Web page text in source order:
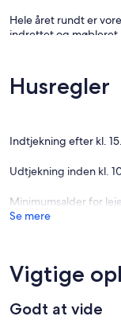
Hele året rundt er
indrettet og møbleret
minikøkkener. Her i
finder du plads til 2 til
varierer afhængigt af
og 110 Euro. For at få
velkommen som
Husregler
Indtjekning efter kl.
Udtjekning inden kl.
Minimumsalder for
Se mere
Vigtige
Godt at vide